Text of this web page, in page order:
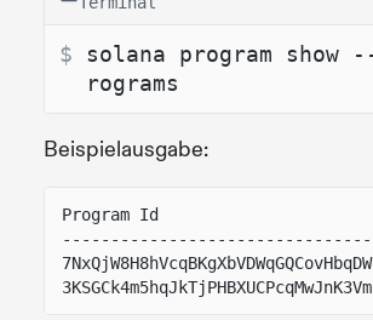
$ solana program show
rograms
Beispielausgabe:
Program Id